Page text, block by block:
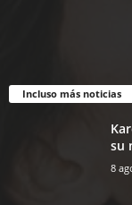
Incluso más noticias
su
8